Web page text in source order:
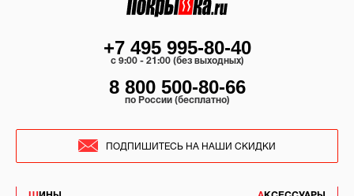
+7 495 995-80-40
c 9:00 - 21:00 (без выходных)
8 800 500-80-66
по России (бесплатно)
ПОДПИШИТЕСЬ НА НАШИ СКИДКИ